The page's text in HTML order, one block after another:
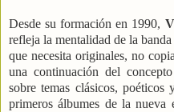
Desde su formación en 1990,
refleja la mentalidad de la
que necesita originales, no
una continuación del
sobre temas clásicos,
primeros álbumes de la